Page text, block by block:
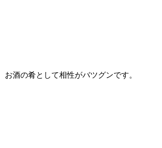
酒の肴として相性がバツグンです。